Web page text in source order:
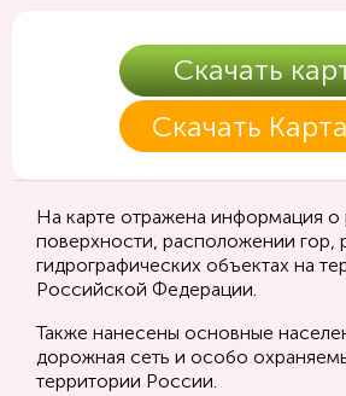
Скачать
Скачать
На карте отражена информация
поверхности, расположении гор,
гидрографических объектах на
Российской Федерации.
Также нанесены основные
дорожная сеть и особо
территории России.